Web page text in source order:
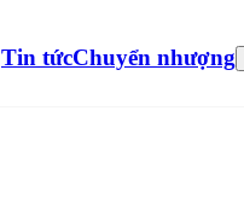
Tin tứcChuyển nhượng